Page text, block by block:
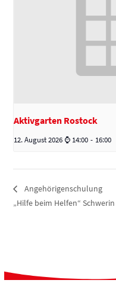
Aktivgarten Rostock
12. August 2026 ⌚ 14:00 - 16:00
Angehörigenschulung
„Hilfe beim Helfen“ Schwerin